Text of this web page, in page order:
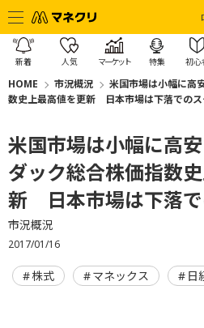
新着 人気 マーケット 特集 初心
HOME 市況概況
米国市場は小幅に高
数史上最高値を更新 日本市場は下落での
米国市場は小幅に高
ダック総合株価指数
新 日本市場は下落
市況概況
2017/01/16
株式 マネックス 日